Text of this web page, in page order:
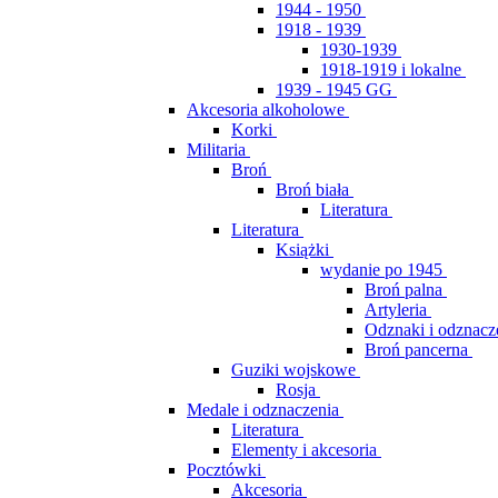
1944 - 1950
1918 - 1939
1930-1939
1918-1919 i lokalne
1939 - 1945 GG
Akcesoria alkoholowe
Korki
Militaria
Broń
Broń biała
Literatura
Literatura
Książki
wydanie po 1945
Broń palna
Artyleria
Odznaki i
Broń pancerna
Guziki wojskowe
Rosja
Medale i odznaczenia
Literatura
Elementy i akcesoria
Pocztówki
Akcesoria